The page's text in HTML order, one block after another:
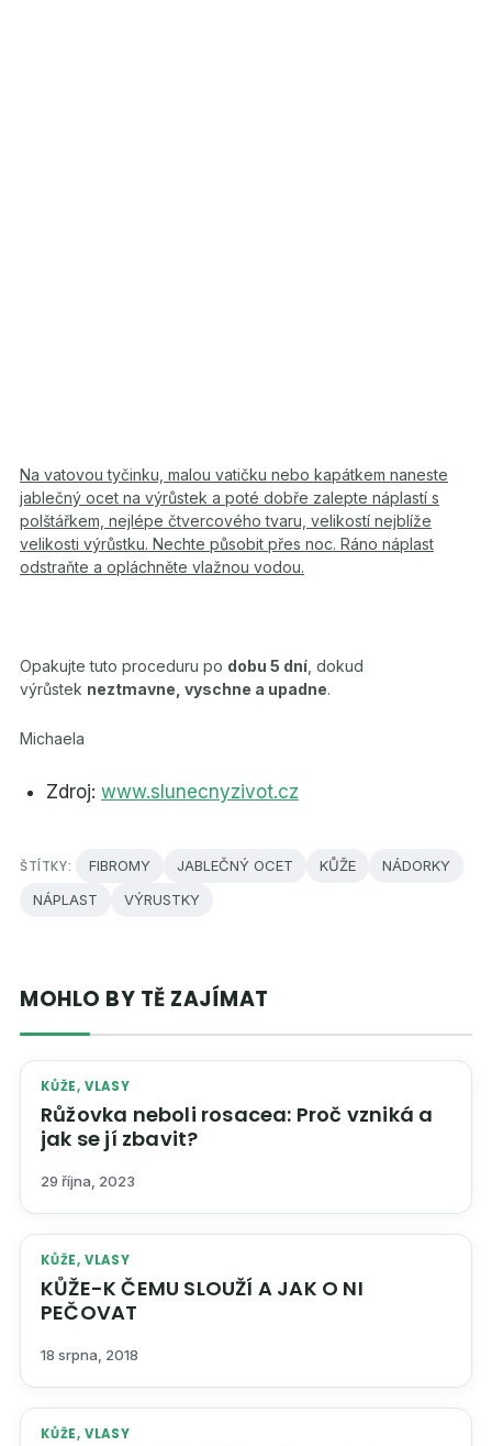
Na vatovou tyčinku, malou vatičku nebo kapátkem naneste
jablečný ocet na výrůstek a poté dobře zalepte náplastí s
polštářkem, nejlépe čtvercového tvaru, velikostí nejblíže
velikosti výrůstku. Nechte působit přes noc. Ráno náplast
odstraňte a opláchněte vlažnou vodou.
Opakujte tuto proceduru po dobu 5 dní , dokud
výrůstek neztmavne, vyschne a upadne.
Michaela
Zdroj: www.slunecnyzivot.cz
ŠTÍTKY: FIBROMY JABLEČNÝ OCET KŮŽE
NÁDORKY
NÁPLAST
VÝRUSTKY
MOHLO BY TĚ ZAJÍMAT
KŮŽE, VLASY
Růžovka neboli rosacea: Proč vzniká a
jak se jí zbavit?
29 října, 2023
KŮŽE, VLASY
KŮŽE-K ČEMU SLOUŽÍ A JAK O NI
PEČOVAT
18 srpna, 2018
KŮŽE, VLASY